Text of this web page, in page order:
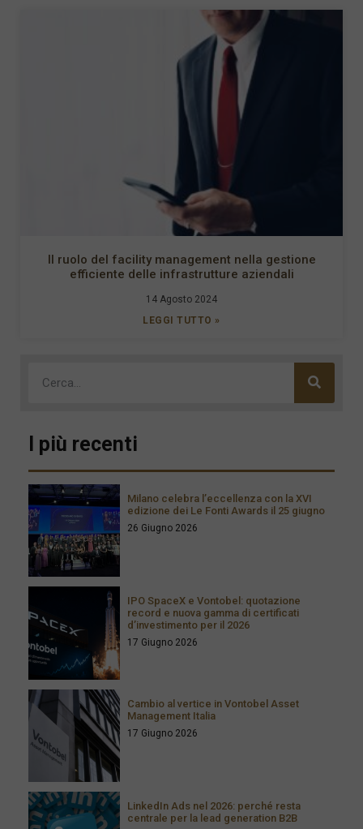
Il ruolo del facility management nella gestione
efficiente delle infrastrutture aziendali
14 Agosto 2024
LEGGI TUTTO »
I più recenti
Milano celebra l’eccellenza con la XVI
edizione dei Le Fonti Awards il 25 giugno
26 Giugno 2026
IPO SpaceX e Vontobel: quotazione
record e nuova gamma di certificati
d’investimento per il 2026
17 Giugno 2026
Cambio al vertice in Vontobel Asset
Management Italia
17 Giugno 2026
LinkedIn Ads nel 2026: perché resta
centrale per la lead generation B2B